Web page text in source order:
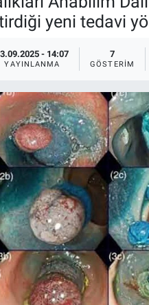
yeni tedavi
- 14:07
YAYINLANMA
7
GÖSTERIM